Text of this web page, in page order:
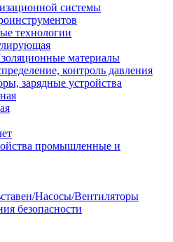
системы
технологии
материалы
контроль давления
зарядные устройства
промышленные и
Насосы/Вентиляторы
безопасности